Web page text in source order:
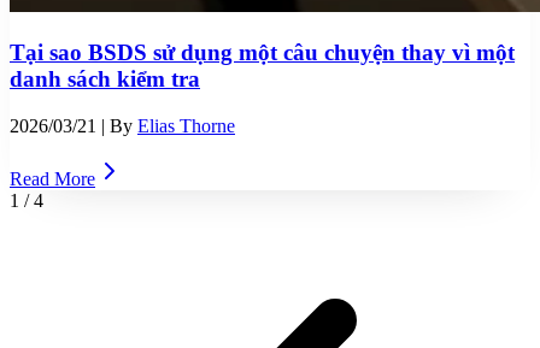
Tại sao BSDS sử dụng một câu chuyện thay vì một
danh sách kiểm tra
2026/03/21 | By Elias Thorne
Read More
1 /4